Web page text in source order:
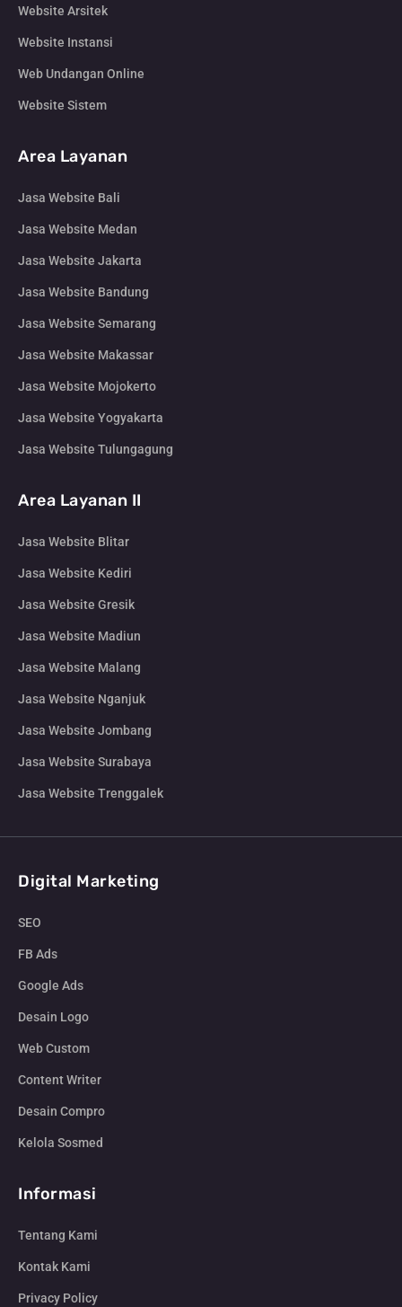
Website Arsitek
Website Instansi
Web Undangan Online
Website Sistem
Area Layanan
Jasa Website Bali
Jasa Website Medan
Jasa Website Jakarta
Jasa Website Bandung
Jasa Website Semarang
Jasa Website Makassar
Jasa Website Mojokerto
Jasa Website Yogyakarta
Jasa Website Tulungagung
Area Layanan II
Jasa Website Blitar
Jasa Website Kediri
Jasa Website Gresik
Jasa Website Madiun
Jasa Website Malang
Jasa Website Nganjuk
Jasa Website Jombang
Jasa Website Surabaya
Jasa Website Trenggalek
Digital Marketing
SEO
FB Ads
Google Ads
Desain Logo
Web Custom
Content Writer
Desain Compro
Kelola Sosmed
Informasi
Tentang Kami
Kontak Kami
Privacy Policy